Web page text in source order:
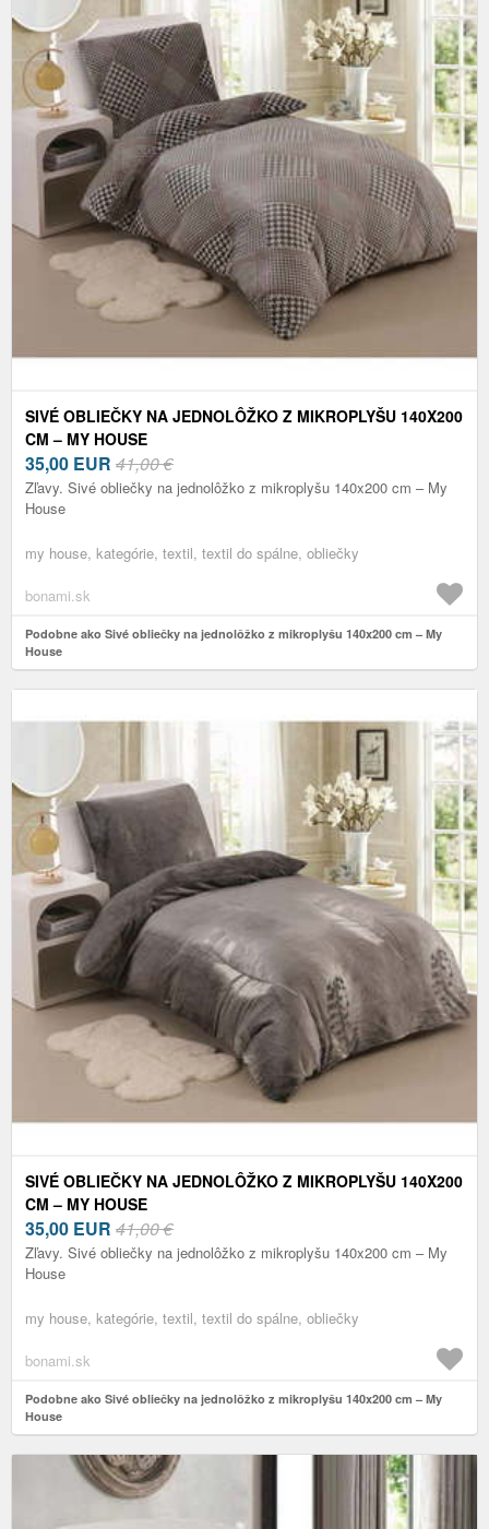
SIVÉ OBLIEČKY NA JEDNOLÔŽKO Z MIKROPLYŠU 140X200
CM – MY HOUSE
35,00 EUR 41,00 €
Zľavy. Sivé obliečky na jednolôžko z mikroplyšu 140x200 cm – My
House
my house, kategórie, textil, textil do spálne, obliečky
bonami.sk
Podobne ako Sivé obliečky na jednolôžko z mikroplyšu 140x200 cm – My
House
SIVÉ OBLIEČKY NA JEDNOLÔŽKO Z MIKROPLYŠU 140X200
CM – MY HOUSE
35,00 EUR 41,00 €
Zľavy. Sivé obliečky na jednolôžko z mikroplyšu 140x200 cm – My
House
my house, kategórie, textil, textil do spálne, obliečky
bonami.sk
Podobne ako Sivé obliečky na jednolôžko z mikroplyšu 140x200 cm – My
House